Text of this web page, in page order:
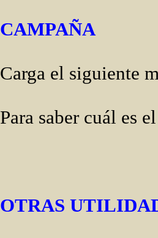
CAMPAÑA
Carga el siguiente
Para saber cuál es
OTRAS